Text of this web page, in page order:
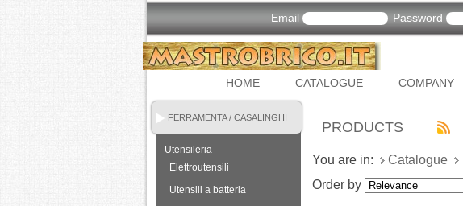
Email Password
HOME CATALOGUE COMPANY
FERRAMENTA / CASALINGHI
Utensileria
Elettroutensili
Utensili a batteria
PRODUCTS
You are in: Catalogue
Order by